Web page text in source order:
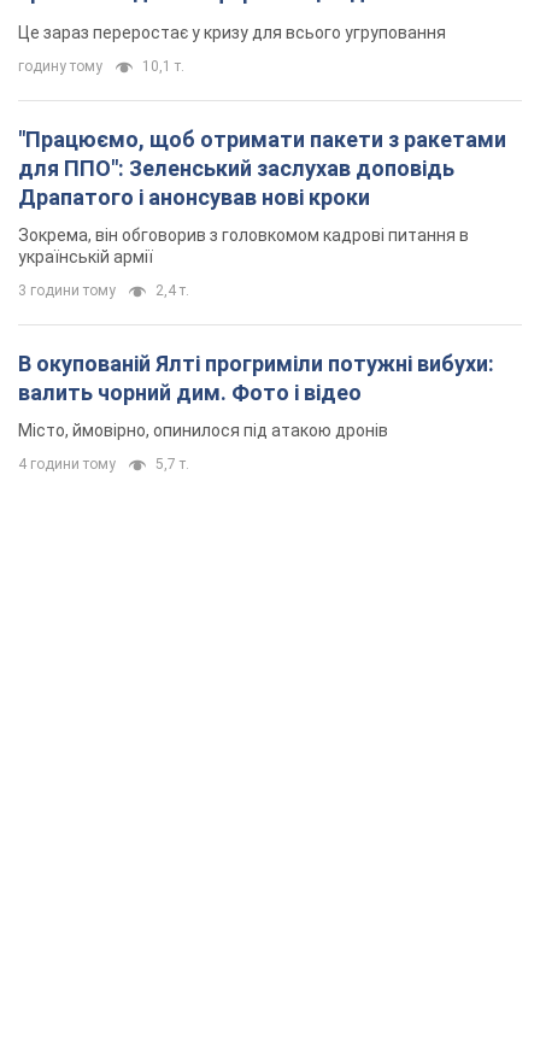
Це зараз переростає у кризу для всього угруповання
годину тому 10,1 т.
"Працюємо, щоб отримати пакети з ракетами
для ППО": Зеленський заслухав доповідь
Драпатого і анонсував нові кроки
Зокрема, він обговорив з головкомом кадрові питання в
українській армії
3 години тому 2,4 т.
В окупованій Ялті прогриміли потужні вибухи:
валить чорний дим. Фото і відео
Місто, ймовірно, опинилося під атакою дронів
4 години тому 5,7 т.